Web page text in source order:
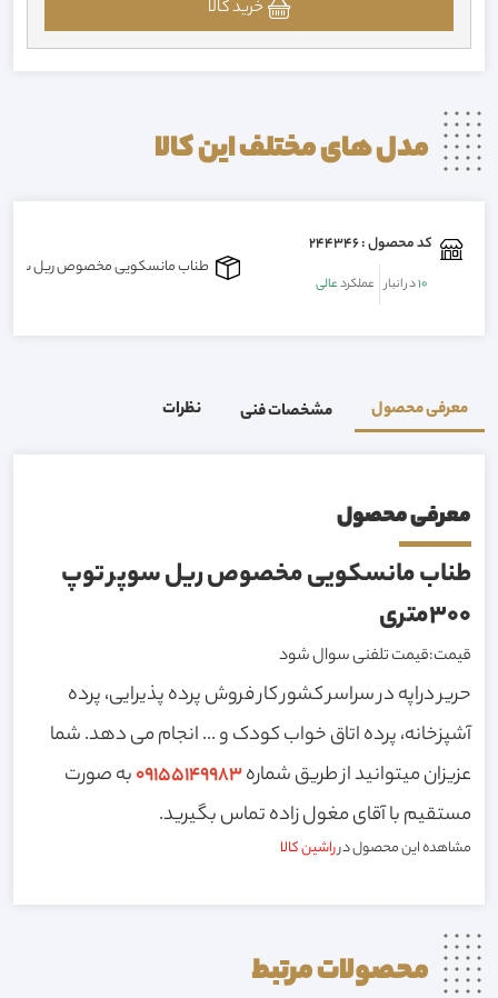
خرید کالا
مدل های مختلف اینکالا
کد محصول : 244346
10در انبار عملکردعالی
طناب مانسکویی مخصوص ریل سوپر توپ ۳۰۰متری |
معرفی محصول مشخصات فنی نظرات
معرفی محصول
طناب مانسکویی مخصوص ریل سوپر توپ
۳۰۰متری
قیمت:قیمت تلفنی سوال شود
حریر دراپه در سراسر کشور کار فروش پرده پذیرایی، پرده
آشپزخانه، پرده اتاق خواب کودک و ... انجام می دهد. شما
عزیزان میتوانید از طریق شماره09155149983به صورت
مستقیم با آقای مغول زاده تماس بگیرید.
مشاهده این محصول درراشین کالا
محصولاتمرتبط